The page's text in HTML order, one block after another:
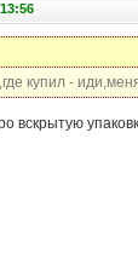
купил -
вскрытую